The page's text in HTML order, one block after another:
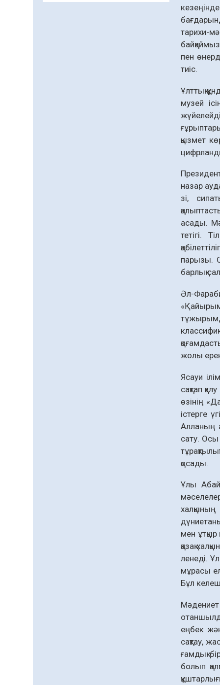
тарихи-
пен
тиіс.
Ұлттық
музей
қызмет
назар
зі,
асады.
тетігі.
парызы.
барлық
Әл-
жолы
Ясауи
сақтап
өзінің
істерге
Алланың
сату. Осы
қосады.
Ұлы
мен
қазақ
ленеді.
мұрасы
Бұл
Мәдениет
еңбек
сақтау,
ғамдық
болып